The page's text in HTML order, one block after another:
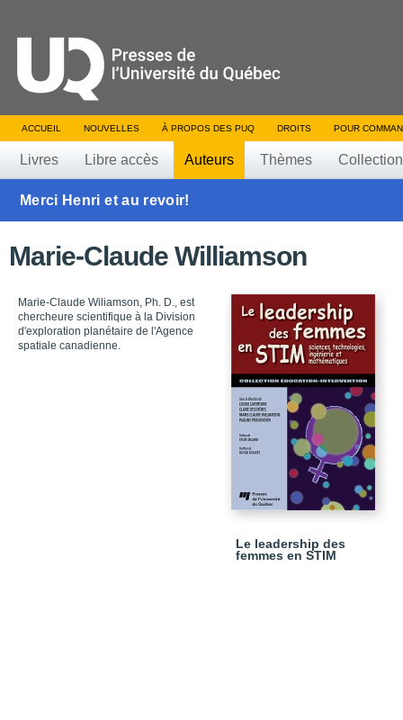
ACCUEIL NOUVELLES À PROPOS DES PUQ DROITS POUR
Livres Libre accès Auteurs Thèmes
Merci Henri et au revoir!
Marie-Claude Williamson
Marie-Claude Wiliamson, Ph. D., est
chercheure scientifique à la Division
d'exploration planétaire de l'Agence
spatiale canadienne.
Le leadership des
femmes en STIM